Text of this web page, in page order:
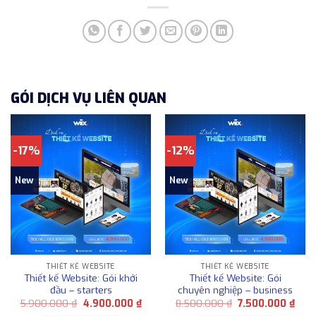
GÓI DỊCH VỤ LIÊN QUAN
-17%
New
THIẾT KẾ WEBSITE
Thiết kế Website: Gói khởi
đầu – starters
5.900.000₫ Giá
4.900.000 ₫Giá
hiện
-12%
New
THIẾT KẾ WEBSITE
Thiết kế Website: Gói
chuyên nghiệp – business
8.500.000₫ Giá
7.500.000₫Giá
hiện